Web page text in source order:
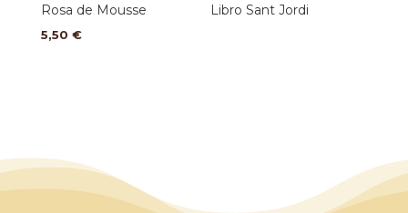
Rosa de Mousse
5,50 €
Libro Sant Jordi